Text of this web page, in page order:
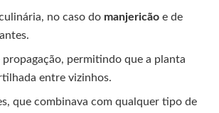
no caso do manjericão e de
propagação, permitindo que a planta
entre vizinhos.
que combinava com qualquer tipo de